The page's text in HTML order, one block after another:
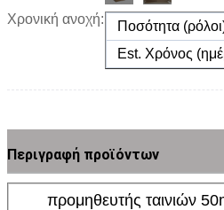
Χρονική ανοχή: Ποσότητα
Est. Χρόνος
Περιγραφή προϊόντων
προμηθευτής ταινιών